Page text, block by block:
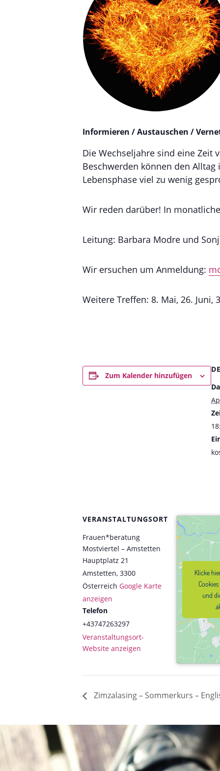
Informieren / Austauschen /
Die Wechseljahre sind eine Zeit
Beschwerden können den
Lebensphase viel zu wenig
Wir reden darüber! In
Leitung: Barbara Modre und
Wir ersuchen um Anmeldung:
Weitere Treffen: 8. Mai, 26. Juni,
Zum Kalender hinzufügen
VERANSTALTUNGSORT
Frauen*beratung
Mostviertel – Amstetten
Hauptplatz 21
Amstetten, 3300
Österreich Google Karte
anzeigen
Telefon
+43747263297
Veranstaltungsort-
Website anzeigen
Klicke
und
Klicke
und
Zimzalasing – Sommerkurs –